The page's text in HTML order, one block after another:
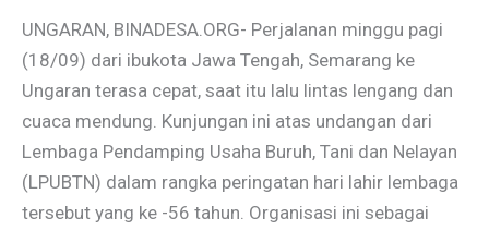
UNGARAN, BINADESA.ORG- Perjalanan minggu pagi
(18/09) dari ibukota Jawa Tengah, Semarang ke
Ungaran terasa cepat, saat itu lalu lintas lengang dan
cuaca mendung. Kunjungan ini atas undangan dari
Lembaga Pendamping Usaha Buruh, Tani dan Nelayan
(LPUBTN) dalam rangka peringatan hari lahir lembaga
tersebut yang ke -56 tahun. Organisasi ini sebagai
Kepada
Kaum
Miskin